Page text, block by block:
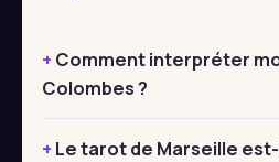
Comment interpréter
Colombes ?
Le tarot de Marseille